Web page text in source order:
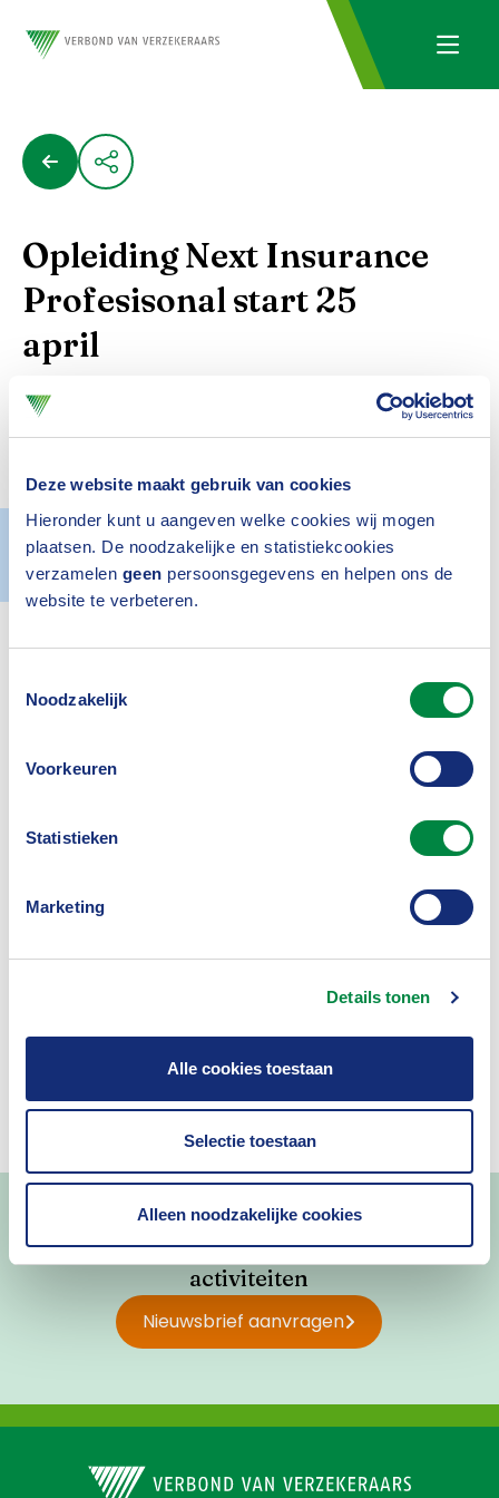
Deze website maakt gebruik van cookies
Hieronder kunt u aangeven welke cookies wij mogen
plaatsen. De noodzakelijke en statistiekcookies
verzamelen geen persoonsgegevens en helpen ons de
website te verbeteren.
Noodzakelijk
Voorkeuren
Statistieken
Marketing
Details tonen
Alle cookies toestaan
Selectie toestaan
Alleen noodzakelijke cookies
Opleiding Next Insurance
Profesisonal start 25
april
Compleet opleidingsprogramma gericht op de
(digitale) toekomst van verzekeraars.
actualiteit.
Actueel 18 maart 2019
Blijf op de hoogte van nieuws en
activiteiten
Nieuwsbrief aanvragen